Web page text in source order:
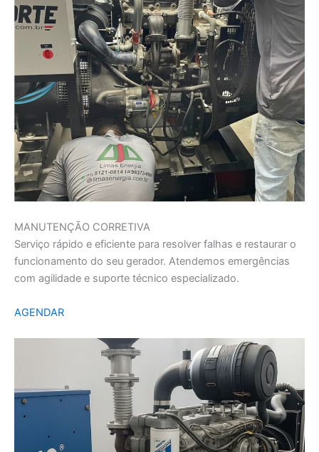
MANUTENÇÃO CORRETIVA
Serviço rápido e eficiente para resolver falhas e restaurar o
funcionamento do seu gerador. Atendemos emergências
com agilidade e suporte técnico especializado.
AGENDAR